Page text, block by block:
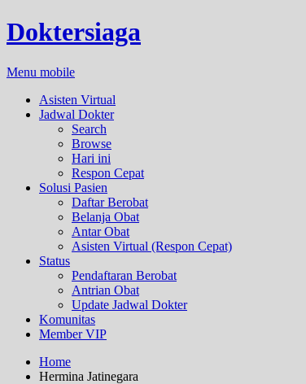
Doktersiaga
Menu mobile
Asisten Virtual
Jadwal Dokter
Search
Browse
Hari ini
Respon Cepat
Solusi Pasien
Daftar Berobat
Belanja Obat
Antar Obat
Asisten Virtual (Respon Cepat)
Status
Pendaftaran Berobat
Antrian Obat
Update Jadwal Dokter
Komunitas
Member VIP
Home
Hermina Jatinegara